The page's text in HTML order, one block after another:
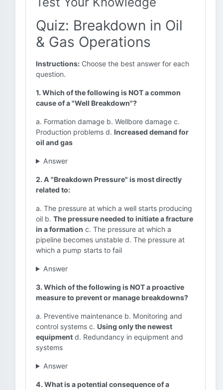
Quiz: Breakdown in Oil
& Gas Operations
Instructions: Choose the best answer for each
question.
1. Which of the following is NOT a common
cause of a "Well Breakdown"?
a. Formation damage b. Wellbore damage c.
Production problems d. Increased demand for
oil and gas
Answer
2. A "Breakdown Pressure" is most directly
related to:
a. The pressure at which a well starts producing
oil b. The pressure needed to initiate a fracture
in a formation c. The pressure at which a
pipeline becomes unstable d. The pressure at
which a pump starts to fail
Answer
3. Which of the following is NOT a proactive
measure to prevent or manage breakdowns?
a. Preventive maintenance b. Monitoring and
control systems c. Using only the newest
equipment d. Redundancy in equipment and
systems
Answer
4. What is a potential consequence of a